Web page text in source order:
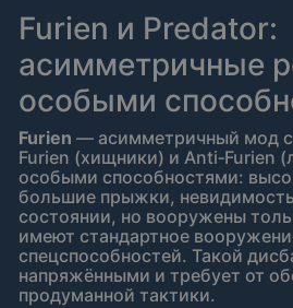
Furien и Predator:
асимметричные
особыми
Furien — асимметричный мод
Furien (хищники) и Anti‑Furien
особыми способностями:
большие прыжки,
состоянии, но вооружены
имеют стандартное
спецспособностей. Такой
напряжёнными и требует от
продуманной тактики.